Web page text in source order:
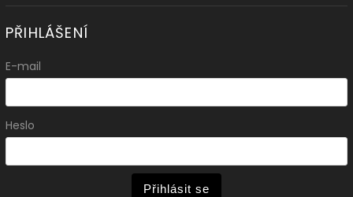
PŘIHLÁŠENÍ
E-mail
Heslo
Přihlásit se